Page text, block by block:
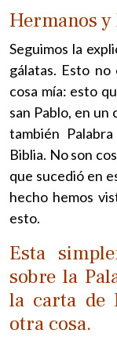
Hermanos y
Seguimos la
gálatas. Esto no
cosa mía: esto
san Pablo, en un
también
Biblia. No son
que sucedió en
hecho hemos
esto.
Esta
sobre la
la carta de
otra cosa.